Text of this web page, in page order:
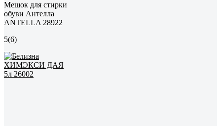
Мешок для стирки
обуви Антелла
ANTELLA 28922
5(6)